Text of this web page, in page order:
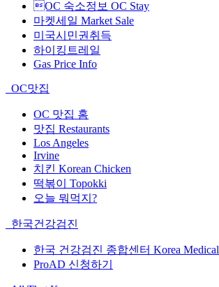
OC 숙소정보 OC Stay
마켓세일 Market Sale
미국시민권취득
하이킹트레일
Gas Price Info
OC맛집
OC 맛집 홈
맛집 Restaurants
Los Angeles
Irvine
치킨 Korean Chicken
떡볶이 Topokki
오늘 뭐먹지?
한국건강검진
한국 건강검진 종합센터 Korea Medical
ProAD 신청하기